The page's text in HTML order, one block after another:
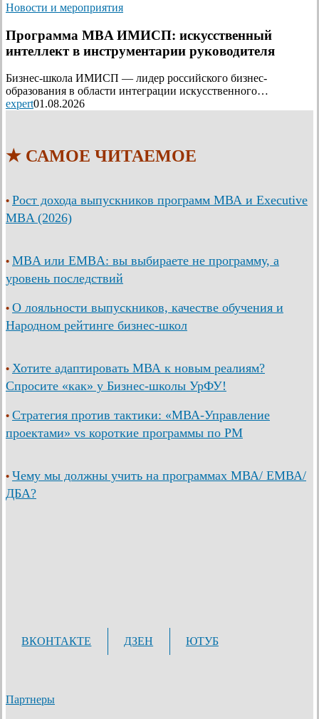
Новости и мероприятия
Программа MBA ИМИСП: искусственный
интеллект в инструментарии руководителя
Бизнес-школа ИМИСП — лидер российского бизнес-
образования в области интеграции искусственного…
expert01.08.2026
★ САМОЕ ЧИТАЕМОЕ
• Рост дохода выпускников программ МВА и Executive
MBA (2026)
• MBA или EMBA: вы выбираете не программу, а
уровень последствий
• О лояльности выпускников, качестве обучения и
Народном рейтинге бизнес-школ
• Хотите адаптировать МВА к новым реалиям?
Спросите «как» у Бизнес-школы УрФУ!
• Стратегия против тактики: «МВА-Управление
проектами» vs короткие программы по PM
• Чему мы должны учить на программах МВА/ ЕМВА/
ДБА?
ВКОНТАКТЕ ДЗЕН ЮТУБ
Партнеры